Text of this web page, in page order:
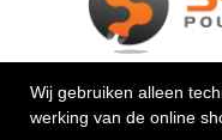
© 2026
Uw vakman
Wij gebruiken alleen
werking van de online